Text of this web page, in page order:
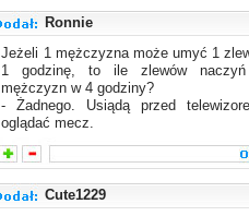
Ronnie
Jeżeli 1 mężczyzna może umyć 1
1 godzinę, to ile zlewów
mężczyzn w 4 godziny?
- Żadnego. Usiądą przed
oglądać mecz.
Cute1229